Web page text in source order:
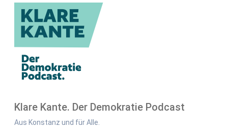
Klare Kante. Der Demokratie Podcast
Aus Konstanz und für Alle.